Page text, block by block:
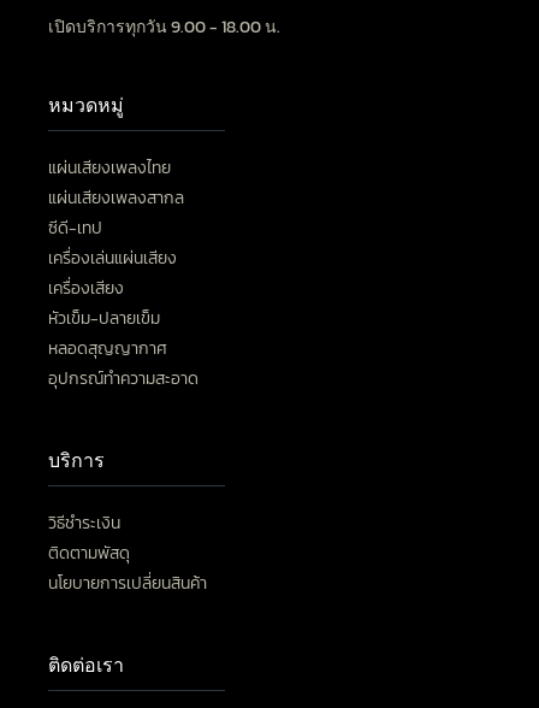
เปิดบริการทุกวัน 9.00 - 18.00 น.
หมวดหมู่
แผ่นเสียงเพลงไทย
แผ่นเสียงเพลงสากล
ซีดี-เทป
เครื่องเล่นแผ่นเสียง
เครื่องเสียง
หัวเข็ม-ปลายเข็ม
หลอดสุญญากาศ
อุปกรณ์ทำความสะอาด
บริการ
วิธีชำระเงิน
ติดตามพัสดุ
นโยบายการเปลี่ยนสินค้า
ติดต่อเรา